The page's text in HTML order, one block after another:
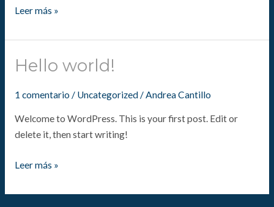
Leer más »
Hello world!
1 comentario / Uncategorized/Andrea Cantillo
Welcome to WordPress. This is your first post. Edit or
delete it, then start writing!
Hello
Leer más »